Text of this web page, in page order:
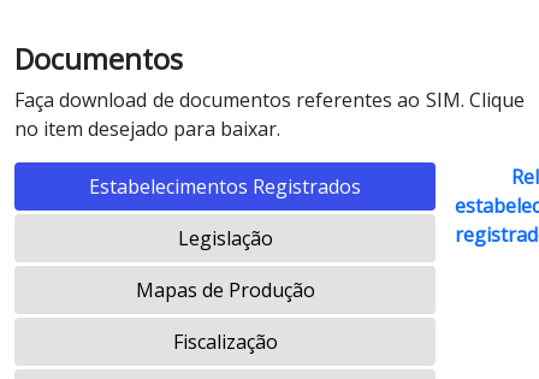
Documentos
Faça download de documentos referentes ao SIM. Clique
no item desejado para baixar.
Estabelecimentos Registrados
Legislação
Mapas de Produção
Fiscalização